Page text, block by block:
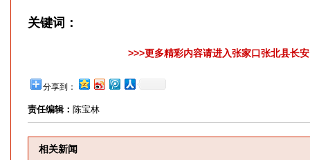
关键词：
>>>更多精彩内容请进入张家口张北县长
分享到：
责任编辑： 陈宝林
相关新闻